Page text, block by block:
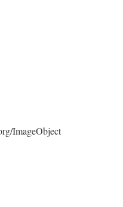
ImageObject